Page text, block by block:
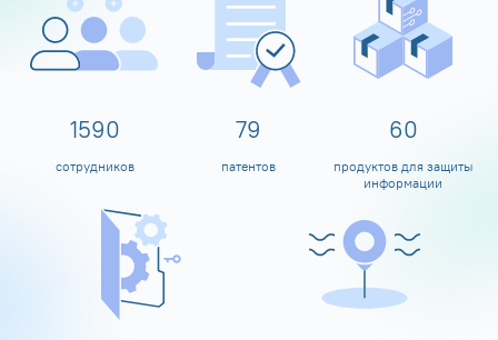
1600
сотрудников
80
патентов
60
продуктов для защиты
информации